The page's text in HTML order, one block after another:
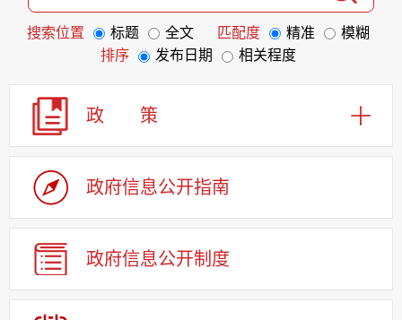
搜索位置 标题 全文 匹配度 精准
模糊
排序
发布日期 相关程度
政 策
政府信息公开指南
政府信息公开制度